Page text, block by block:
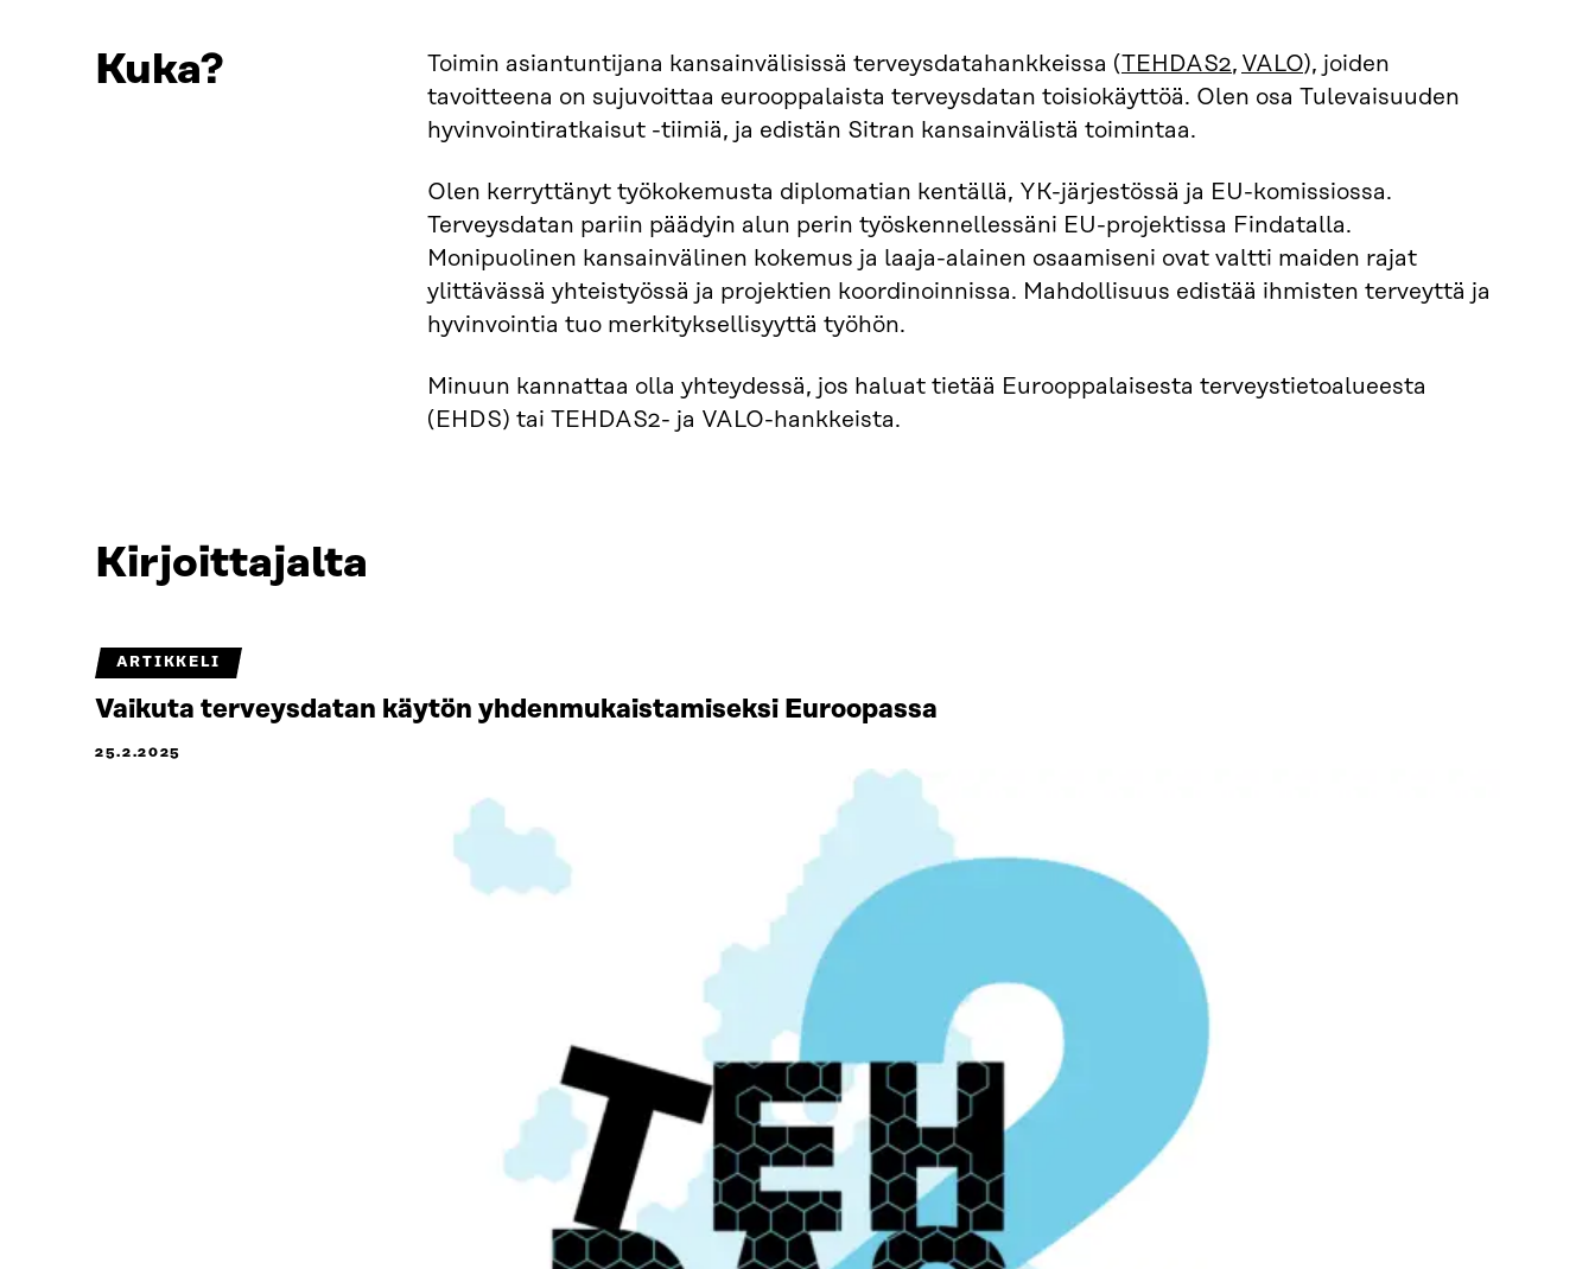
Kuka? Toimin asiantuntijana kansainvälisissä terveysdatahankkeissa (TEHDAS2, VALO), joiden
tavoitteena on sujuvoittaa eurooppalaista terveysdatan toisiokäyttöä. Olen osa Tulevaisuuden
hyvinvointiratkaisut -tiimiä, ja edistän Sitran kansainvälistä toimintaa.
Olen kerryttänyt työkokemusta diplomatian kentällä, YK-järjestössä ja EU-komissiossa.
Terveysdatan pariin päädyin alun perin työskennellessäni EU-projektissa Findatalla.
Monipuolinen kansainvälinen kokemus ja laaja-alainen osaamiseni ovat valtti maiden rajat
ylittävässä yhteistyössä ja projektien koordinoinnissa. Mahdollisuus edistää ihmisten terveyttä ja
hyvinvointia tuo merkityksellisyyttä työhön.
Minuun kannattaa olla yhteydessä, jos haluat tietää Eurooppalaisesta terveystietoalueesta
(EHDS) tai TEHDAS2- ja VALO-hankkeista.
Kirjoittajalta
ARTIKKELI
Vaikuta terveysdatan käytön yhdenmukaistamiseksi Euroopassa
25.2.2025